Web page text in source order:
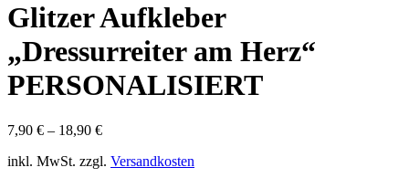
Glitzer Aufkleber
„Dressurreiter am Herz“
PERSONALISIERT
7,90 € – 18,90 €
inkl. MwSt. zzgl. Versandkosten